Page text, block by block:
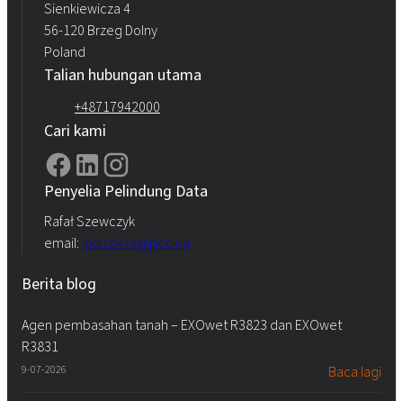
Sienkiewicza 4
56-120 Brzeg Dolny
Poland
Talian hubungan utama
+48717942000
Cari kami
Penyelia Pelindung Data
Rafał Szewczyk
email: iod.rokita@pcc.eu
Berita blog
Agen pembasahan tanah – EXOwet R3823 dan EXOwet
R3831
9-07-2026 Baca lagi